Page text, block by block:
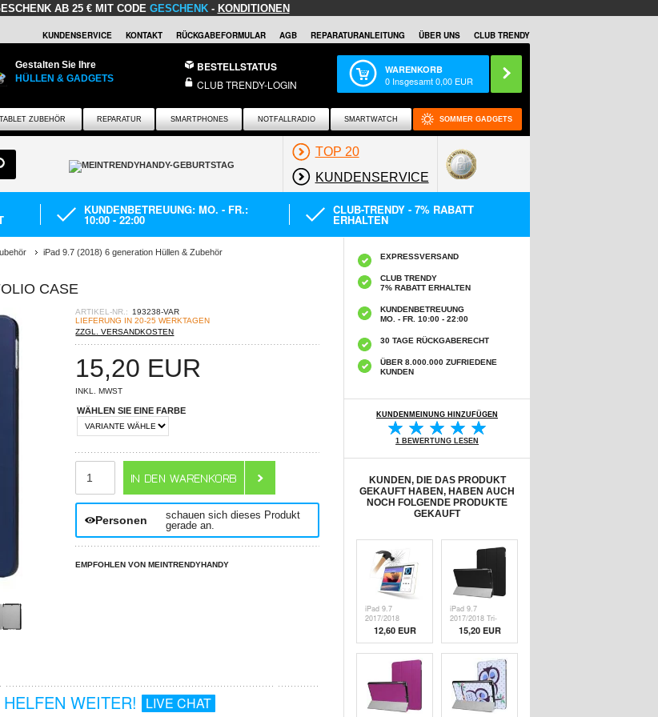
AB 25 € MIT CODE GESCHENK- KONDITIONEN
KUNDENSERVICE KONTAKT RÜCKGABEFORMULAR AGB REPARATURANLEITUNG ÜBER UNS CLUB TRENDY
Gestalten Sie Ihre
HÜLLEN & GADGETS
BESTELLSTATUS
CLUB TRENDY-LOGIN
WARENKORB
0 Insgesamt0,00 EUR
ZUBEHÖR REPARATUR SMARTPHONES NOTFALLRADIO SMARTWATCH SOMMER GADGETS
TOP 20
KUNDENSERVICE
KUNDENBETREUUNG: MO. - FR.:
10:00 - 22:00
CLUB-TRENDY - 7% RABATT
ERHALTEN
iPad 9.7 (2018) 6 generation Hüllen & Zubehör
CASE
ARTIKEL-NR.:
193238-VAR
LIEFERUNG IN 20-25 WERKTAGEN
ZZGL. VERSANDKOSTEN
15,20 EUR
INKL. MWST
WÄHLEN SIE EINE FARBE
Personen
schauen sich dieses Produkt
gerade an.
EMPFOHLEN VON MEINTRENDYHANDY
WEITER! LIVE CHAT
EXPRESSVERSAND
CLUB TRENDY
7% RABATT ERHALTEN
KUNDENBETREUUNG
MO. - FR. 10:00 - 22:00
30 TAGE RÜCKGABERECHT
ÜBER 8.000.000 ZUFRIEDENE
KUNDEN
KUNDENMEINUNG HINZUFÜGEN
1 BEWERTUNG LESEN
KUNDEN, DIE DAS PRODUKT
GEKAUFT HABEN, HABEN AUCH
NOCH FOLGENDE PRODUKTE
GEKAUFT
iPad 9.7
2017/2018
Tempered Glass
Displayschutzfolie
12,60 EUR
iPad 9.7
2017/2018 Tri-
Fold Smart Folio
Case - Schwarz
15,20 EUR